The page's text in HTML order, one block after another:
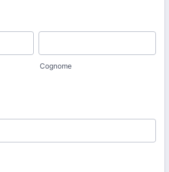
Cognome